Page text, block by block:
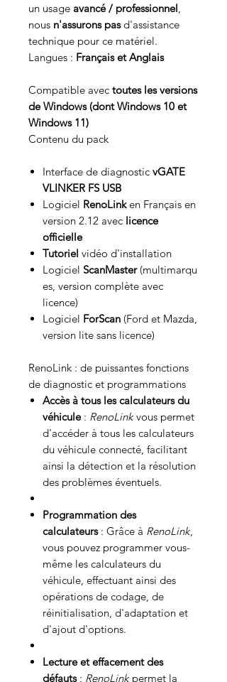
un usage avancé / professionnel,
nous n'assurons pasd'assistance
technique pour ce matériel.
Langues : Français et Anglais
Compatible avec toutes les versions
de Windows (dont Windows 10 et
Windows 11)
Contenu du pack
Interface de diagnostic vGATE
VLINKER FS USB
Logiciel RenoLinken Français en
version 2.12 avec licence
officielle
Tutoriel vidéo d'installation
Logiciel ScanMaster(multimarqu
es, version complète avec
licence)
Logiciel ForScan (Ford et Mazda,
version lite sans licence)
RenoLink : de puissantes fonctions
de diagnostic et programmations
Accès à tous les calculateurs du
véhicule: RenoLinkvous permet
d'accéder à tous les calculateurs
du véhicule connecté, facilitant
ainsi la détection et la résolution
des problèmes éventuels.
Programmation des
calculateurs: Grâce à RenoLink,
vous pouvez programmer vous-
même les calculateurs du
véhicule, effectuant ainsi des
opérations de codage, de
réinitialisation, d'adaptation et
d'ajout d'options.
Lecture et effacement des
défauts: RenoLinkpermet la